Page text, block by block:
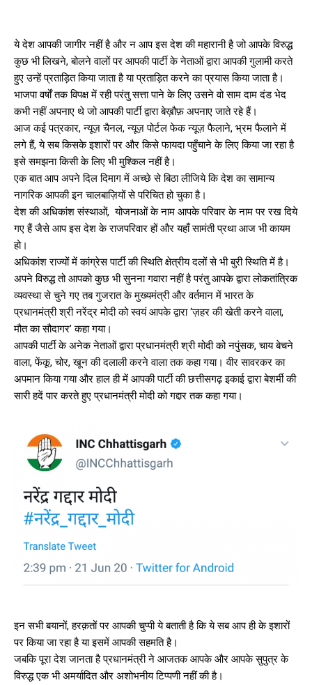
ये देश आपकी जागीर नहीं है और न आप इस देश की महारानी है जो आपके विरुद्ध
कुछ भी लिखने, बोलने वालों पर आपकी पार्टी के नेताओं द्वारा आपकी गुलामी करते
हुए उन्हें प्रताड़ित किया जाता है या प्रताड़ित करने का प्रयास किया जाता है।
भाजपा वर्षों तक विपक्ष में रही परंतु सत्ता पाने के लिए उसने वो साम दाम दंड भेद
कभी नहीं अपनाए थे जो आपकी पार्टी द्वारा बेख़ौफ़ अपनाए जाते रहे हैं।
आज कई पत्रकार, न्यूज़ चैनल, न्यूज़ पोर्टल फेक न्यूज़ फैलाने, भ्रम फैलाने में
लगे हैं, ये सब किसके इशारों पर और किसे फायदा पहुँचाने के लिए किया जा रहा है
इसे समझना किसी के लिए भी मुश्किल नहीं है।
एक बात आप अपने दिल दिमाग में अच्छे से बिठा लीजिये कि देश का सामान्य
नागरिक आपकी इन चालबाज़ियों से परिचित हो चुका है।
देश की अधिकांश संस्थाओं, योजनाओं के नाम आपके परिवार के नाम पर रख दिये
गए हैं जैसे आप इस देश के राजपरिवार हों और यहाँ सामंती प्रथा आज भी कायम
हो।
अधिकांश राज्यों में कांग्रेस पार्टी की स्थिति क्षेत्रीय दलों से भी बुरी स्थिति में है।
अपने विरुद्ध तो आपको कुछ भी सुनना गवारा नहीं है परंतु आपके द्वारा लोकतांत्रिक
व्यवस्था से चुने गए तब गुजरात के मुख्यमंत्री और वर्तमान में भारत के
प्रधानमंत्री श्री नरेंद्र मोदी को स्वयं आपके द्वारा ‘ज़हर की खेती करने वाला,
मौत का सौदागर’ कहा गया।
आपकी पार्टी के अनेक नेताओं द्वारा प्रधानमंत्री श्री मोदी को नपुंसक, चाय बेचने
वाला, फेंकू, चोर, खून की दलाली करने वाला तक कहा गया। वीर सावरकर का
अपमान किया गया और हाल ही में आपकी पार्टी की छत्तीसगढ़ इकाई द्वारा बेशर्मी की
सारी हदें पार करते हुए प्रधानमंत्री मोदी को गद्दार तक कहा गया।
इन सभी बयानों, हरक़तों पर आपकी चुप्पी ये बताती है कि ये सब आप ही के इशारों
पर किया जा रहा है या इसमें आपकी सहमति है।
जबकि पूरा देश जानता है प्रधानमंत्री ने आजतक आपके और आपके सुपुत्र के
विरुद्ध एक भी अमर्यादित और अशोभनीय टिप्पणी नहीं की है।